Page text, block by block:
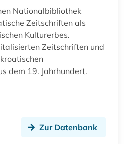
Nationalbibliothek
Zeitschriften als
Kulturerbes.
Zeitschriften und
dem 19. Jahrhundert.
Zur Datenbank